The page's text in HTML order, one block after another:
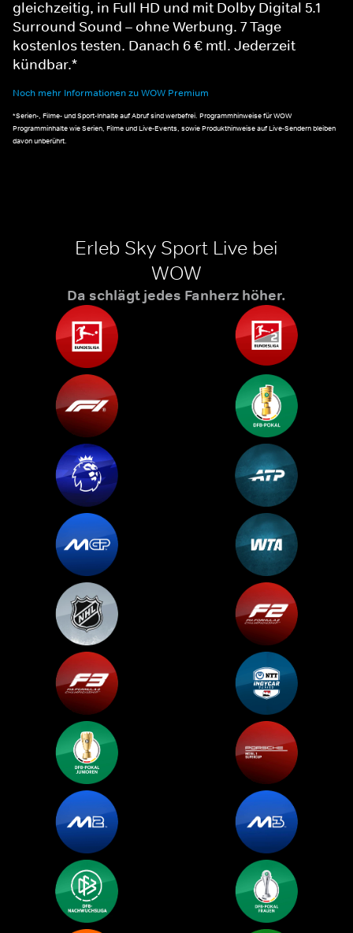
gleichzeitig, in Full HD und mit Dolby Digital 5.1
Surround Sound – ohne Werbung. 7 Tage
kostenlos testen. Danach 6 € mtl. Jederzeit
kündbar.*
Noch mehr Informationen zu WOW Premium
*Serien-, Filme- und Sport-Inhalte auf Abruf sind werbefrei. Programmhinweise für WOW
Programminhalte wie Serien, Filme und Live-Events, sowie Produkthinweise auf Live-Sendern bleiben
davon unberührt.
Erleb Sky Sport Live bei
WOW
Da schlägt jedes Fanherz höher.